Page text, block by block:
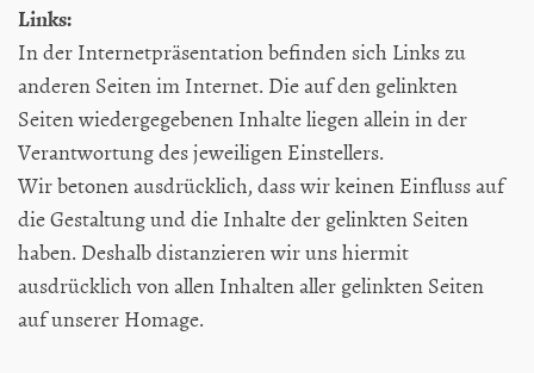
Links:
In der Internetpräsentation befinden sich Links zu
anderen Seiten im Internet. Die auf den gelinkten
Seiten wiedergegebenen Inhalte liegen allein in der
Verantwortung des jeweiligen Einstellers.
Wir betonen ausdrücklich, dass wir keinen Einfluss auf
die Gestaltung und die Inhalte der gelinkten Seiten
haben. Deshalb distanzieren wir uns hiermit
ausdrücklich von allen Inhalten aller gelinkten Seiten
auf unserer Homage.